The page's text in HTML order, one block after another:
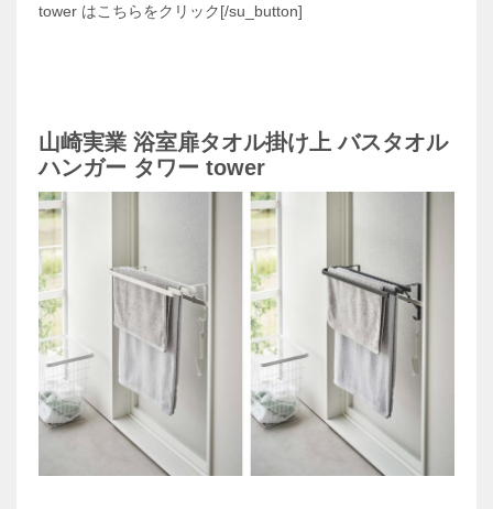
tower はこちらをクリック[/su_button]
山崎実業 浴室扉タオル掛け上 バスタオル
ハンガー タワー tower